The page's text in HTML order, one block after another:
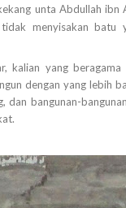
unta Abdullah ibn
tidak menyisakan
kalian yang
dengan yang lebih
dan bangunan-